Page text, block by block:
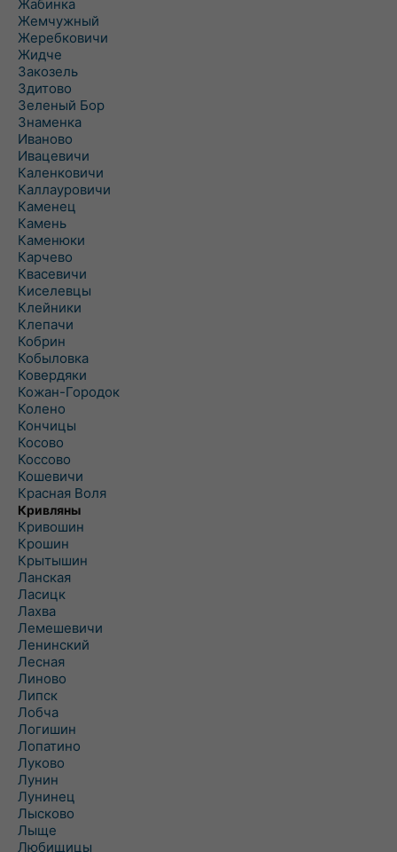
Жабинка
Жемчужный
Жеребковичи
Жидче
Закозель
Здитово
Зеленый Бор
Знаменка
Иваново
Ивацевичи
Каленковичи
Каллауровичи
Каменец
Камень
Каменюки
Карчево
Квасевичи
Киселевцы
Клейники
Клепачи
Кобрин
Кобыловка
Ковердяки
Кожан-Городок
Колено
Кончицы
Косово
Коссово
Кошевичи
Красная Воля
Кривляны
Кривошин
Крошин
Крытышин
Ланская
Ласицк
Лахва
Лемешевичи
Ленинский
Лесная
Линово
Липск
Лобча
Логишин
Лопатино
Луково
Лунин
Лунинец
Лысково
Лыще
Любищицы